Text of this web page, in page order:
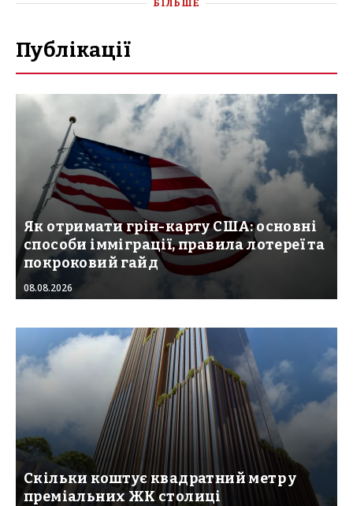
БІЛЬШЕ
Публікації
Як отримати грін-карту США: основні
способи імміграції, правила лотереї та
покроковий гайд
08.08.2026
Скільки коштує квадратний метр у
преміальних ЖК столиці